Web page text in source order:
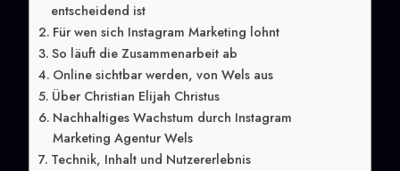
entscheidend ist
Für wen sich Instagram Marketing lohnt
So läuft die Zusammenarbeit ab
Online sichtbar werden, von Wels aus
Über Christian Elijah Christus
Nachhaltiges Wachstum durch Instagram
Marketing Agentur Wels
Technik, Inhalt und Nutzererlebnis